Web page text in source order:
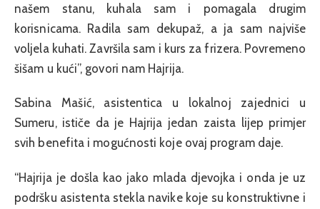
našem stanu, kuhala sam i pomagala drugim
korisnicama. Radila sam dekupaž, a ja sam najviše
voljela kuhati. Završila sam i kurs za frizera. Povremeno
šišam u kući”, govori nam Hajrija.
Sabina Mašić, asistentica u lokalnoj zajednici u
Sumeru, ističe da je Hajrija jedan zaista lijep primjer
svih benefita i mogućnosti koje ovaj program daje.
“Hajrija je došla kao jako mlada djevojka i onda je uz
podršku asistenta stekla navike koje su konstruktivne i